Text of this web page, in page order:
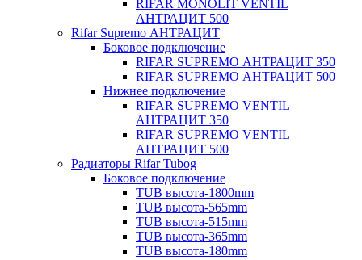
RIFAR MONOLIT VENTIL
АНТРАЦИТ 500
Rifar Supremo АНТРАЦИТ
Боковое подключение
RIFAR SUPREMO АНТРАЦИТ 350
RIFAR SUPREMO АНТРАЦИТ 500
Нижнее подключение
RIFAR SUPREMO VENTIL
АНТРАЦИТ 350
RIFAR SUPREMO VENTIL
АНТРАЦИТ 500
Радиаторы Rifar Tubog
Боковое подключение
TUB высота-1800mm
TUB высота-565mm
TUB высота-515mm
TUB высота-365mm
TUB высота-180mm